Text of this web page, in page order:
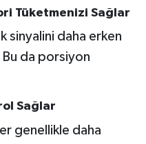
Tüketmenizi Sağlar
sinyalini daha erken
Bu da porsiyon
Sağlar
genellikle daha